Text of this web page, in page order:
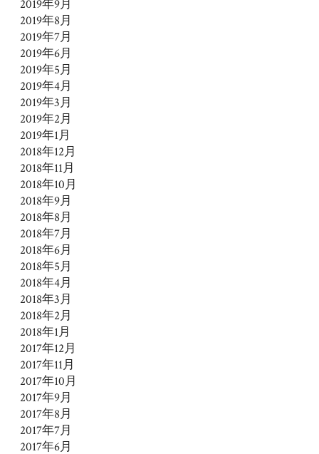
2019年9月
2019年8月
2019年7月
2019年6月
2019年5月
2019年4月
2019年3月
2019年2月
2019年1月
2018年12月
2018年11月
2018年10月
2018年9月
2018年8月
2018年7月
2018年6月
2018年5月
2018年4月
2018年3月
2018年2月
2018年1月
2017年12月
2017年11月
2017年10月
2017年9月
2017年8月
2017年7月
2017年6月